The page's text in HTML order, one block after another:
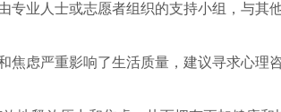
专业人士或志愿者组织的支持小组，与其
焦虑严重影响了生活质量，建议寻求心